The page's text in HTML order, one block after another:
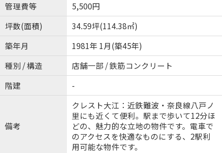
管理費等
5,500円
坪数(面積)
34.59坪(114.38㎡)
築年月
1981年 1月(築45年)
種別 / 構造
店舗一部 / 鉄筋コンクリート
階建
-
備考
クレスト大江：近鉄難波・奈良線八戸ノ
里にも近くて便利。駅まで歩いて12分ほ
どの、魅力的な立地の物件です。電車で
のアクセスを快適なものにする、2駅利
用可能な物件です。